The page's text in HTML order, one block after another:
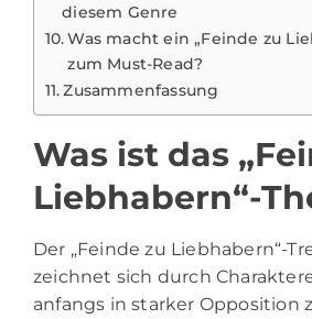
diesem Genre
Was macht ein „Feinde zu
zum Must-Read?
Zusammenfassung
Was ist das
Liebhabern“-
Der „Feinde zu Liebhabern“-
zeichnet sich durch
anfangs in starker Opposition